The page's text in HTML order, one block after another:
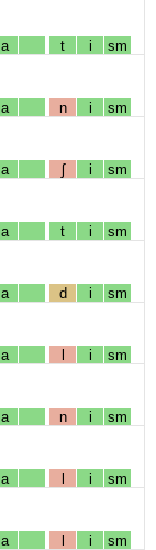
a t i sm
a n i sm
a ʃ i sm
a t i sm
a d i sm
a l i sm
a n i sm
a l i sm
a l i sm